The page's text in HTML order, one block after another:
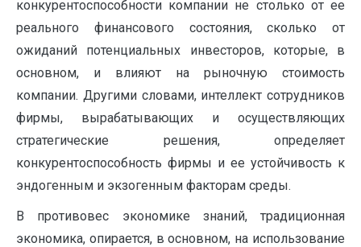
конкурентоспособности компании не столько от ее
реального финансового состояния, сколько от
ожиданий потенциальных инвесторов, которые, в
основном, и влияют на ры­ночную стоимость
компании. Другими словами, интеллект сотрудников
фирмы, вырабатывающих и осуществляющих
стратегические решения, определяет
конкурентоспособ­ность фирмы и ее устойчивость к
эндогенным и экзогенным факторам среды.
В противовес экономике знаний, традиционная
экономика, опирается, в основном, на использование